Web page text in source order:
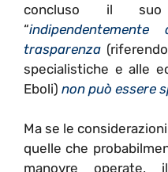
concluso il suo
“
trasparenza
specialistiche e alle
Eboli) non può essere
Ma se le
quelle che
manovre operate,